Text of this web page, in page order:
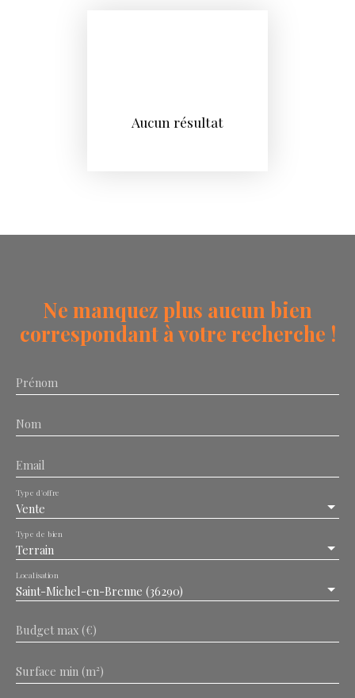
Aucun résultat
Ne manquez plus aucun bien
correspondant à votre recherche !
Prénom
Nom
Email
Vente
Type d'offre
Terrain
Type de bien
Saint-Michel-en-Brenne (36290)
Localisation
Budget max (€)
Surface min (m²)